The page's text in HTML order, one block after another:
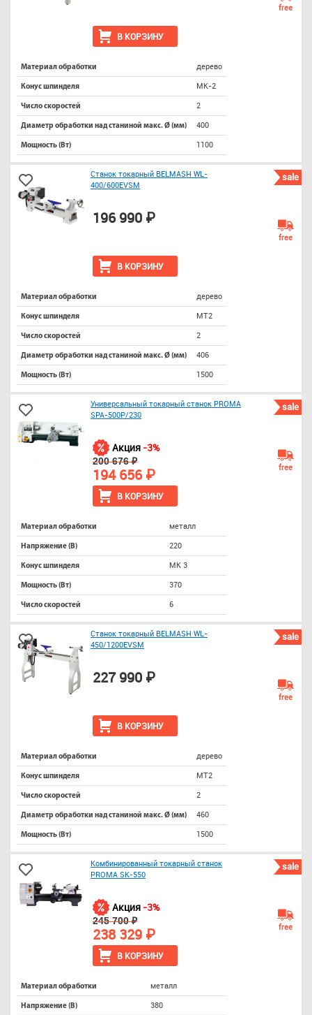
В КОРЗИНУ
free
Материал обработки дерево
Конус шпинделя МК-2
Число скоростей 2
Диаметр обработки над станиной макс. Ø (мм) 400
Мощность (Вт) 1100
sale
Станок токарный BELMASH WL-
400/600EVSM
В КОРЗИНУ
196 990 ₽
free
Материал обработки дерево
Конус шпинделя MT2
Число скоростей 2
Диаметр обработки над станиной макс. Ø (мм) 406
Мощность (Вт) 1500
sale
Универсальный токарный станок PROMA
SPA-500P/230
В КОРЗИНУ
Акция -3%
200 676 ₽
194 656 ₽ free
Материал обработки металл
Напряжение (В) 220
Конус шпинделя МК 3
Мощность (Вт) 370
Число скоростей 6
sale
Станок токарный BELMASH WL-
450/1200EVSM
В КОРЗИНУ
227 990 ₽
free
Материал обработки дерево
Конус шпинделя MT2
Число скоростей 2
Диаметр обработки над станиной макс. Ø (мм) 460
Мощность (Вт) 1500
sale
Комбинированный токарный станок
PROMA SK-550
В КОРЗИНУ
Акция -3%
245 700 ₽
238 329 ₽ free
Материал обработки металл
Напряжение (В) 380